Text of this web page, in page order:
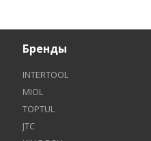
Бренды
INTERTOOL
MIOL
TOPTUL
JTC